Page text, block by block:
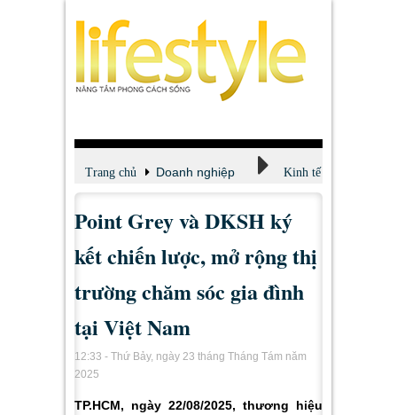
Trang chủ Doanh nghiệp Kinh tế
Point Grey và DKSH ký
kết chiến lược, mở rộng thị
trường chăm sóc gia đình
tại Việt Nam
12:33 - Thứ Bảy, ngày 23 tháng Tháng Tám năm
2025
TP.HCM, ngày 22/08/2025, thương hiệu